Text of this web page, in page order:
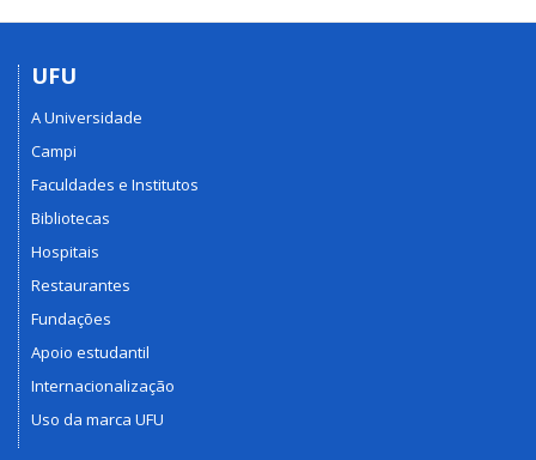
UFU
A Universidade
Campi
Faculdades e Institutos
Bibliotecas
Hospitais
Restaurantes
Fundações
Apoio estudantil
Internacionalização
Uso da marca UFU